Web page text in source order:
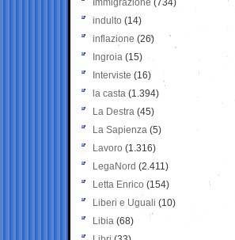
Immigrazione (734)
indulto (14)
inflazione (26)
Ingroia (15)
Interviste (16)
la casta (1.394)
La Destra (45)
La Sapienza (5)
Lavoro (1.316)
LegaNord (2.411)
Letta Enrico (154)
Liberi e Uguali (10)
Libia (68)